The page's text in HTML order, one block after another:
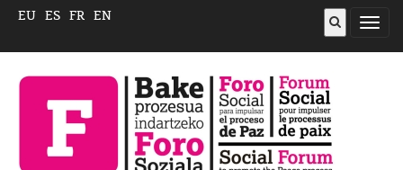
ireki
EU ES FR EN